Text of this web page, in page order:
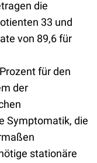
die
33 und
von 89,6 für
für den
der
Symptomatik, die
stationäre